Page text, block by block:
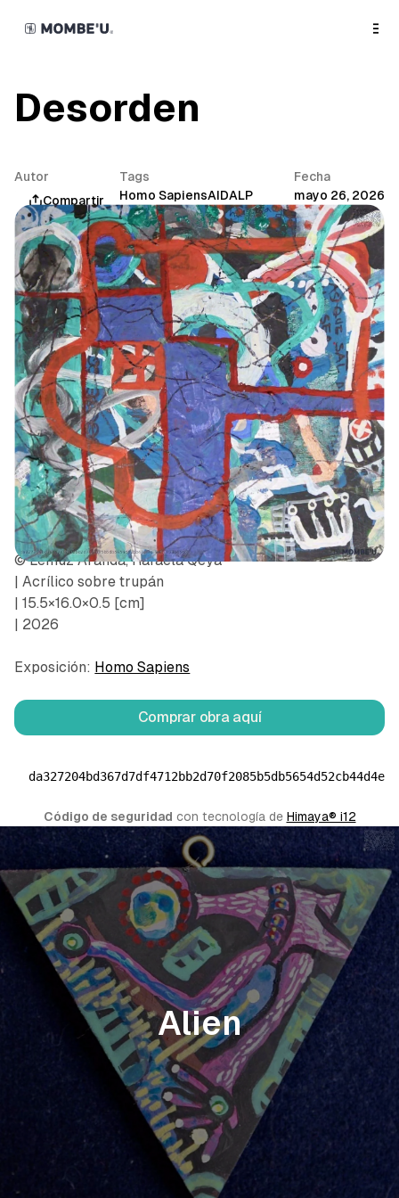
Desorden
Autor
Mombe'u®
Tags
Homo SapiensAIDALP
Fecha
mayo 26, 2026
Compartir
© Lemuz Aranda, Rafaela Qeya
| Acrílico sobre trupán
| 15.5×16.0×0.5 [cm]
| 2026
Exposición: Homo Sapiens
Comprar obra aquí
Código de seguridad con tecnología de Himaya® i12
Alien